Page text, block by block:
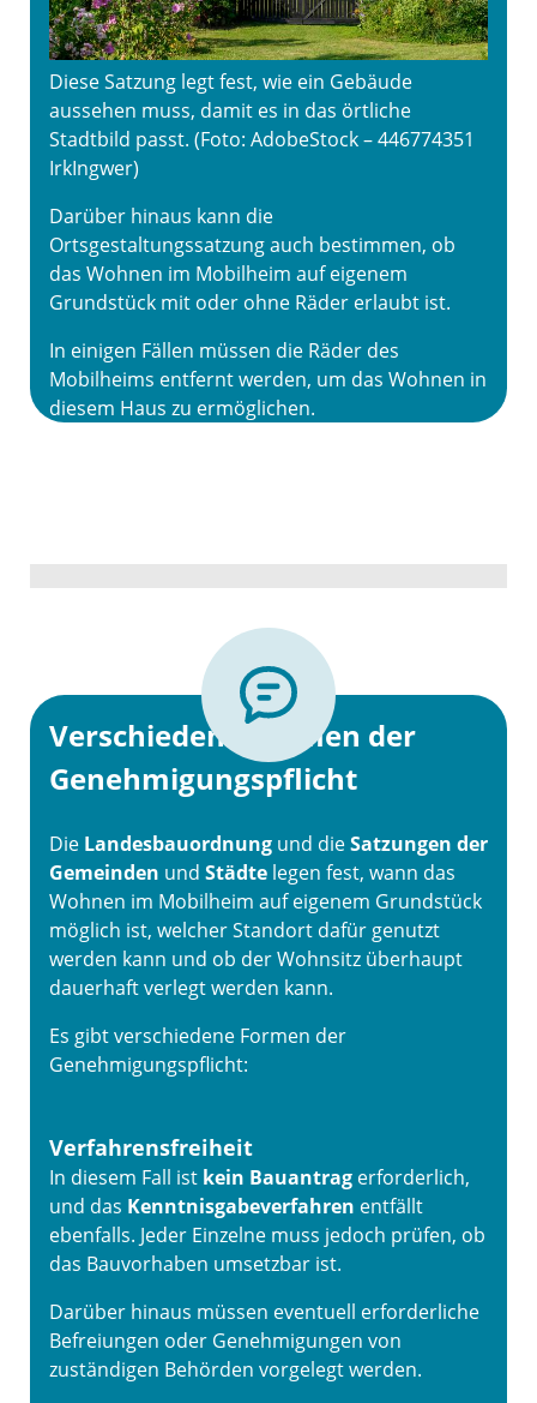
Diese Satzung legt fest, wie ein Gebäude
aussehen muss, damit es in das örtliche
Stadtbild passt. (Foto: AdobeStock – 446774351
IrkIngwer)
Darüber hinaus kann die
Ortsgestaltungssatzung auch bestimmen, ob
das Wohnen im Mobilheim auf eigenem
Grundstück mit oder ohne Räder erlaubt ist.
In einigen Fällen müssen die Räder des
Mobilheims entfernt werden, um das Wohnen in
diesem Haus zu ermöglichen.
Verschiedene Formen der
Genehmigungspflicht
Die Landesbauordnung und dieSatzungen der
Gemeinden und Städte legen fest, wann das
Wohnen im Mobilheim auf eigenem Grundstück
möglich ist, welcher Standort dafür genutzt
werden kann und ob der Wohnsitz überhaupt
dauerhaft verlegt werden kann.
Es gibt verschiedene Formen der
Genehmigungspflicht:
Verfahrensfreiheit
In diesem Fall ist kein Bauantrag erforderlich,
und das Kenntnisgabeverfahren entfällt
ebenfalls. Jeder Einzelne muss jedoch prüfen, ob
das Bauvorhaben umsetzbar ist.
Darüber hinaus müssen eventuell erforderliche
Befreiungen oder Genehmigungen von
zuständigen Behörden vorgelegt werden.